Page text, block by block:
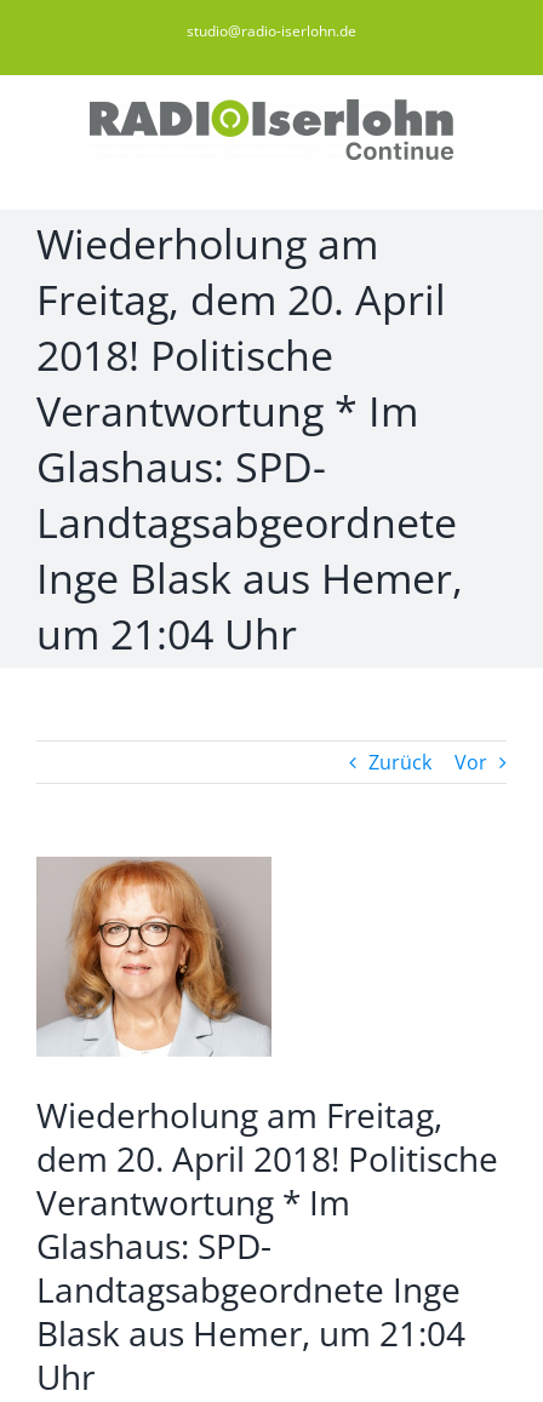
springen
studio@radio-iserlohn.de
Wiederholung am
Freitag, dem 20. April
2018! Politische
Verantwortung * Im
Glashaus: SPD-
Landtagsabgeordnete
Inge Blask aus Hemer,
um 21:04 Uhr
Zurück Vor
grösseres
Bild
Wiederholung am Freitag,
dem 20. April 2018! Politische
Verantwortung * Im
Glashaus: SPD-
Landtagsabgeordnete Inge
Blask aus Hemer, um 21:04
Uhr